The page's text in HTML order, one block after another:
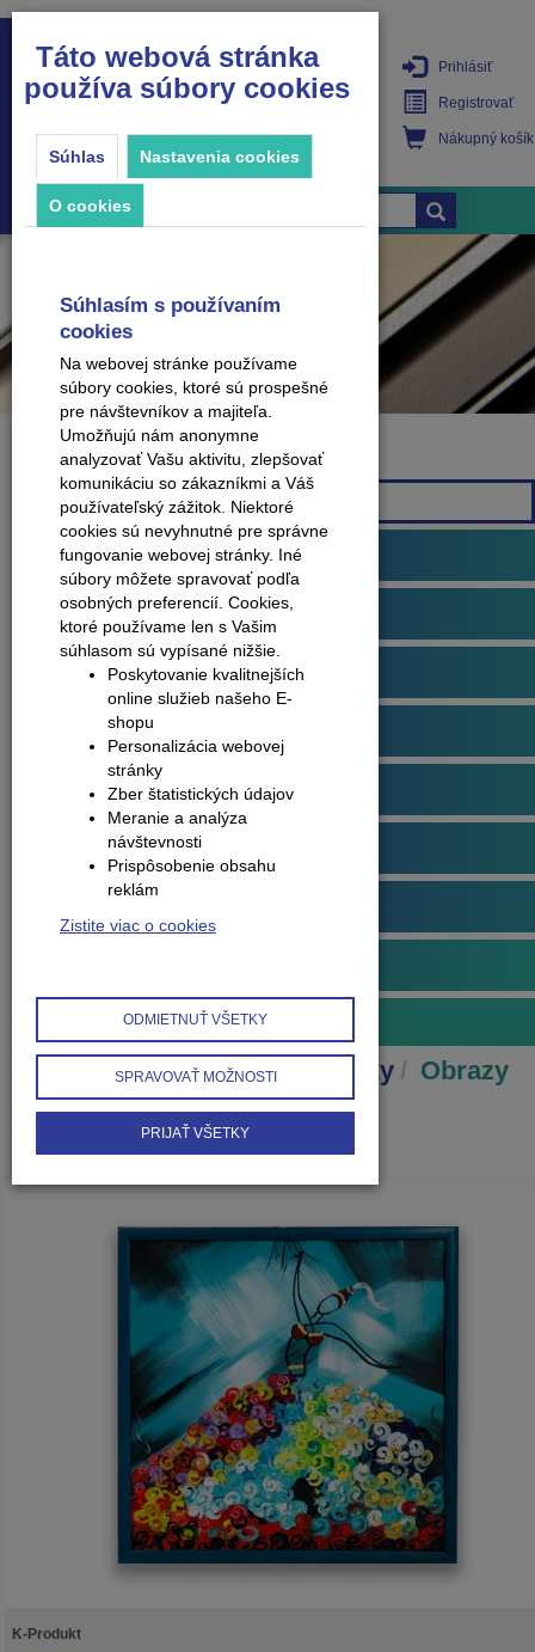
PRODUKTY
Prihlásiť
Registrovať
Nákupný košík
Značka
Všetky značky
Podlahové profily
Plávajúce podlahy
Dvere
Obklady na stenu
Obvodové lišty (soklové)
Príslušenstvo k podlahám
Obrazy
Produkty Interiérové doplnky Obrazy
K-Produkt
Táto webová stránka
používa súbory cookies
Súhlas Nastavenia cookies
O cookies
Súhlasím s používaním
cookies
Na webovej stránke používame
súbory cookies, ktoré sú prospešné
pre návštevníkov a majiteľa.
Umožňujú nám anonymne
analyzovať Vašu aktivitu, zlepšovať
komunikáciu so zákazníkmi a Váš
používateľský zážitok. Niektoré
cookies sú nevyhnutné pre správne
fungovanie webovej stránky. Iné
súbory môžete spravovať podľa
osobných preferencií. Cookies,
ktoré používame len s Vašim
súhlasom sú vypísané nižšie.
Poskytovanie kvalitnejších
online služieb našeho E-
shopu
Personalizácia webovej
stránky
Zber štatistických údajov
Meranie a analýza
návštevnosti
Prispôsobenie obsahu
reklám
Zistite viac o cookies
ODMIETNUŤ VŠETKY
SPRAVOVAŤ MOŽNOSTI
PRIJAŤ VŠETKY